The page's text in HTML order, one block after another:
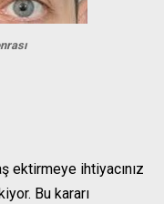
ektirmeye ihtiyacınız
Bu kararı